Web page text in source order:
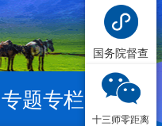
专题专栏
国务院督查
十三师零距离